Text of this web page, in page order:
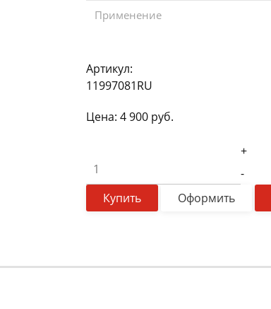
Применение
Артикул:
11997081RU
Цена: 4 900 руб.
+
-
Купить
Оформить